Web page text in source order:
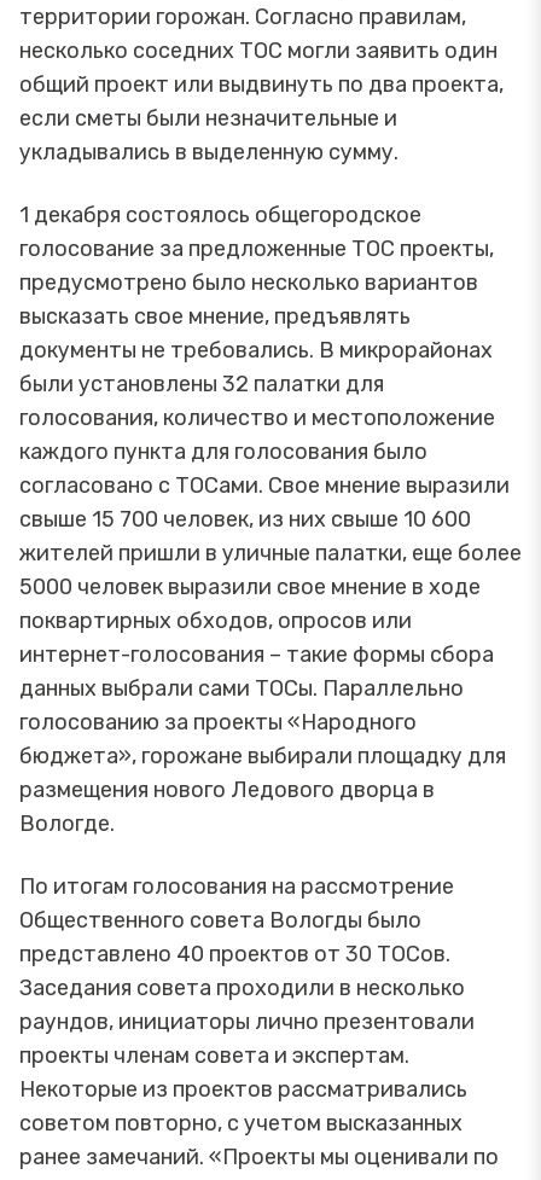
территории горожан. Согласно правилам,
несколько соседних ТОС могли заявить один
общий проект или выдвинуть по два проекта,
если сметы были незначительные и
укладывались в выделенную сумму.
1 декабря состоялось общегородское
голосование за предложенные ТОС проекты,
предусмотрено было несколько вариантов
высказать свое мнение, предъявлять
документы не требовались. В микрорайонах
были установлены 32 палатки для
голосования, количество и местоположение
каждого пункта для голосования было
согласовано с ТОСами. Свое мнение выразили
свыше 15 700 человек, из них свыше 10 600
жителей пришли в уличные палатки, еще более
5000 человек выразили свое мнение в ходе
поквартирных обходов, опросов или
интернет-голосования – такие формы сбора
данных выбрали сами ТОСы. Параллельно
голосованию за проекты «Народного
бюджета», горожане выбирали площадку для
размещения нового Ледового дворца в
Вологде.
По итогам голосования на рассмотрение
Общественного совета Вологды было
представлено 40 проектов от 30 ТОСов.
Заседания совета проходили в несколько
раундов, инициаторы лично презентовали
проекты членам совета и экспертам.
Некоторые из проектов рассматривались
советом повторно, с учетом высказанных
ранее замечаний. «Проекты мы оценивали по